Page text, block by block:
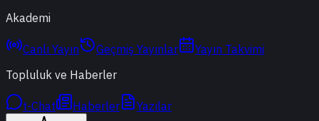
Akademi
Canlı Yayın Geçmiş Yayınlar
Yayın Takvimi
Topluluk ve Haberler
t-Chat Haberler Yazılar